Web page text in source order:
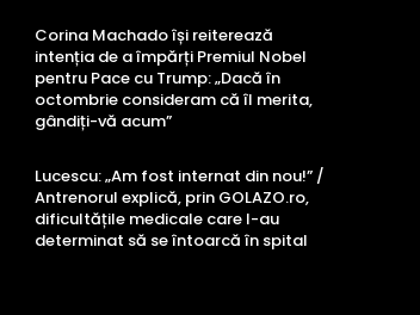
Corina Machado își reiterează
intenția de a împărți Premiul Nobel
pentru Pace cu Trump: „Dacă în
octombrie consideram că îl merita,
gândiți-vă acum”
Lucescu: „Am fost internat din nou!” /
Antrenorul explică, prin GOLAZO.ro,
dificultățile medicale care l-au
determinat să se întoarcă în spital